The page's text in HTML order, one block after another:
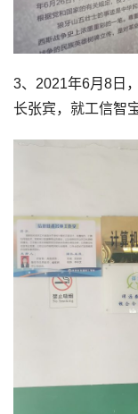
3、2021年6月8日
长张宾，就工信智